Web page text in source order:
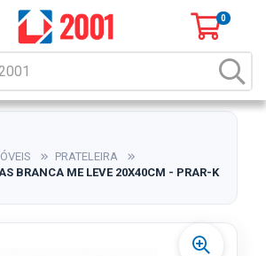
0
PRATELEIRA
BRANCA ME LEVE 20X40CM - PRAR-K